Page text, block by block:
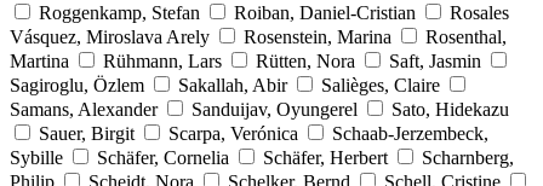
Roggenkamp, Stefan
Roiban, Daniel-Cristian
Rosales
Vásquez, Miroslava Arely
Rosenstein, Marina
Rosenthal,
Martina
Rühmann, Lars Rütten, Nora
Saft, Jasmin
Sagiroglu, Özlem
Sakallah, Abir
Salièges, Claire
Samans, Alexander
Sanduijav, Oyungerel
Sato, Hidekazu
Sauer, Birgit
Scarpa, Verónica
Schaab-Jerzembeck,
Sybille
Schäfer, Cornelia Schäfer, Herbert
Scharnberg,
Philip
Scheidt, Nora Schelker, Bernd
Schell, Cristine